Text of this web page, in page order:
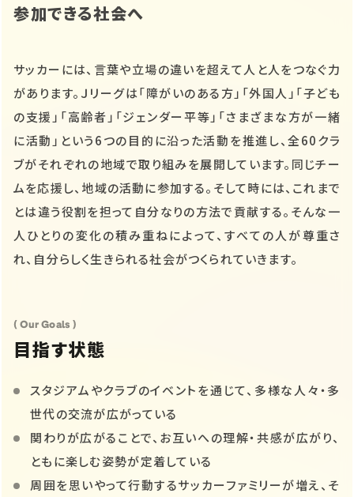
参加できる社会へ
サッカーには、言葉や立場の違いを超えて人と人をつなぐ力
があります。Ｊリーグは「障がいのある方」「外国人」「子ども
の支援」「高齢者」「ジェンダー平等」「さまざまな方が一緒
に活動」という6つの目的に沿った活動を推進し、全60クラ
ブがそれぞれの地域で取り組みを展開しています。同じチー
ムを応援し、地域の活動に参加する。そして時には、これまで
とは違う役割を担って自分なりの方法で貢献する。そんな一
人ひとりの変化の積み重ねによって、すべての人が尊重さ
れ、自分らしく生きられる社会がつくられていきます。
( Our Goals )
目指す状態
スタジアムやクラブのイベントを通じて、多様な人々・多
世代の交流が広がっている
関わりが広がることで、お互いへの理解・共感が広がり、
ともに楽しむ姿勢が定着している
周囲を思いやって行動するサッカーファミリーが増え、そ